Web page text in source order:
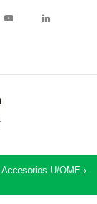
Accesorios U/OME ›